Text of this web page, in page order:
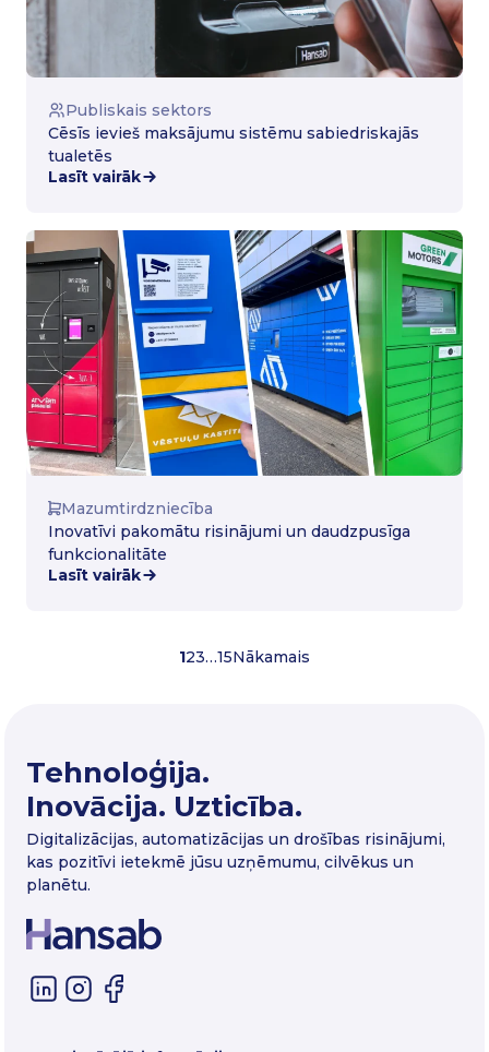
Publiskais sektors
Cēsīs ievieš maksājumu sistēmu sabiedriskajās
tualetēs
Lasīt vairāk
Mazumtirdzniecība
Inovatīvi pakomātu risinājumi un daudzpusīga
funkcionalitāte
Lasīt vairāk
123…15Nākamais
Tehnoloģija.
Inovācija. Uzticība.
Digitalizācijas, automatizācijas un drošības risinājumi,
kas pozitīvi ietekmē jūsu uzņēmumu, cilvēkus un
planētu.